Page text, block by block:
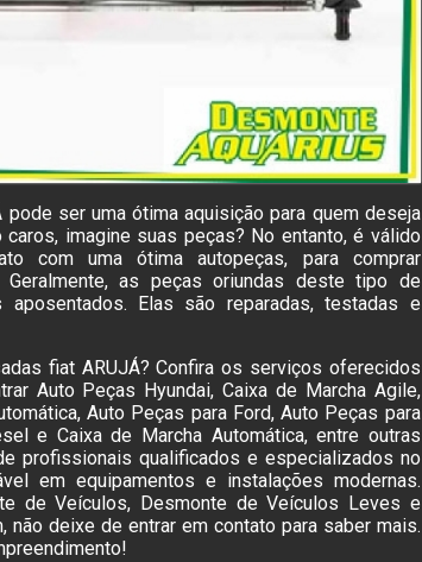
ser uma ótima aquisição para quem deseja
imagine suas peças? No entanto, é válido
com uma ótima autopeças, para comprar
as peças oriundas deste tipo de
Elas são reparadas, testadas e
fiat ARUJÁ? Confira os serviços oferecidos
Auto Peças Hyundai, Caixa de Marcha Agile,
Auto Peças para Ford, Auto Peças para
e Caixa de Marcha Automática, entre outras
profissionais qualificados e especializados no
em equipamentos e instalações modernas.
de Veículos, Desmonte de Veículos Leves e
deixe de entrar em contato para saber mais.